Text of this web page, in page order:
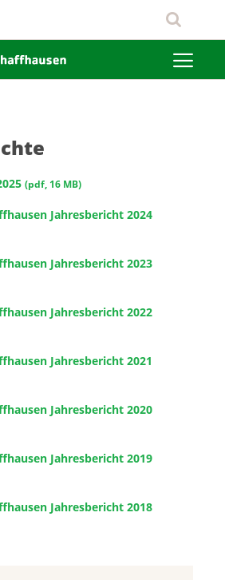
(pdf, 16 MB)
Jahresbericht 2024
Jahresbericht 2023
Jahresbericht 2022
Jahresbericht 2021
Jahresbericht 2020
Jahresbericht 2019
Jahresbericht 2018